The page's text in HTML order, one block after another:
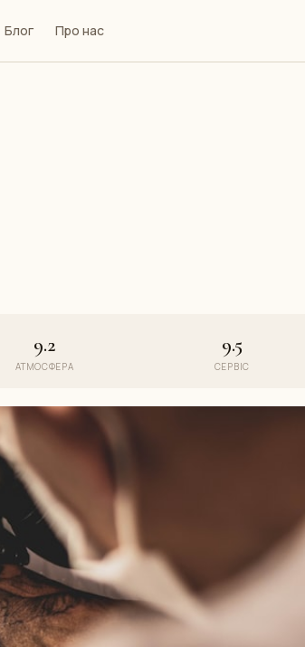
Блог Про нас
9.2
АТМОСФЕРА
9.5
СЕРВІС